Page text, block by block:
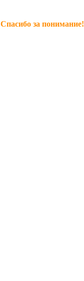
за понимание!